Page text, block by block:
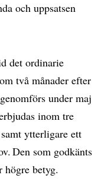
och uppsatsen
det ordinarie
två månader efter
under maj
inom tre
ytterligare ett
Den som godkänts
högre betyg.